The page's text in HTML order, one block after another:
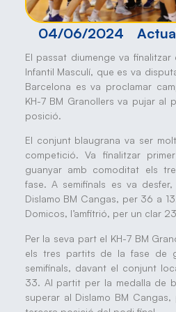
04/06/2024
El passat diumenge va finalitzar
Infantil Masculí, que es va
Barcelona es va proclamar
KH-7 BM Granollers va pujar al
posició.
El conjunt blaugrana va ser
competició. Va finalitzar
guanyar amb comoditat els
fase. A semifinals es va
Dislamo BM Cangas, per 36 a
Domicos, l’amfitrió, per un clar
Per la seva part el KH-7 BM
els tres partits de la fase de
semifinals, davant el conjunt
33. Al partit per la medalla de
superar al Dislamo BM